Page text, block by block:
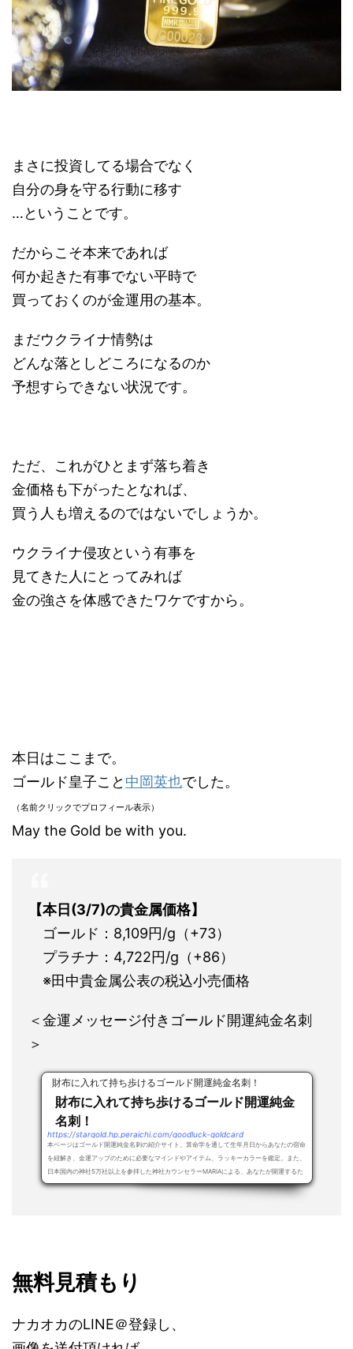
まさに投資してる場合でなく
自分の身を守る行動に移す
…ということです。
だからこそ本来であれば
何か起きた有事でない平時で
買っておくのが金運用の基本。
まだウクライナ情勢は
どんな落としどころになるのか
予想すらできない状況です。
ただ、これがひとまず落ち着き
金価格も下がったとなれば、
買う人も増えるのではないでしょうか。
ウクライナ侵攻という有事を
見てきた人にとってみれば
金の強さを体感できたワケですから。
本日はここまで。
ゴールド皇子こと 中岡英也でした。
（名前クリックでプロフィール表示）
May the Gold be with you.
【本日(3/7)の貴金属価格】
ゴールド：8,109円/g（+73）
プラチナ：4,722円/g（+86）
※田中貴金属公表の税込小売価格
＜金運メッセージ付きゴールド開運純金名刺
＞
財布に入れて持ち歩けるゴールド開運純金名刺！
財布に入れて持ち歩けるゴールド開運純金
名刺！
https://stargold.hp.peraichi.com/goodluck-goldcard
本ページはゴールド開運純金名刺の紹介サイト。算命学を通して生年月日からあなたの宿命
を紐解き、金運アップのために必要なマインドやアイテム、ラッキーカラーを鑑定。また、
日本国内の神社5万社以上を参拝した神社カウンセラーMARIAによる、あなたが開運するた
め...
無料見積もり
ナカオカのLINE＠登録し、